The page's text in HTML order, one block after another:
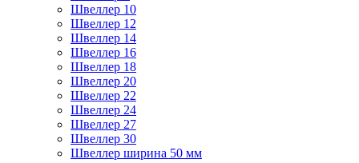
Швеллер 10
Швеллер 12
Швеллер 14
Швеллер 16
Швеллер 18
Швеллер 20
Швеллер 22
Швеллер 24
Швеллер 27
Швеллер 30
Швеллер ширина 50 мм